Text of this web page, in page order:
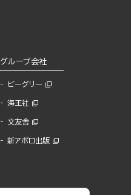
グループ会社
ビーグリー
海王社
文友舎
新アポロ出版